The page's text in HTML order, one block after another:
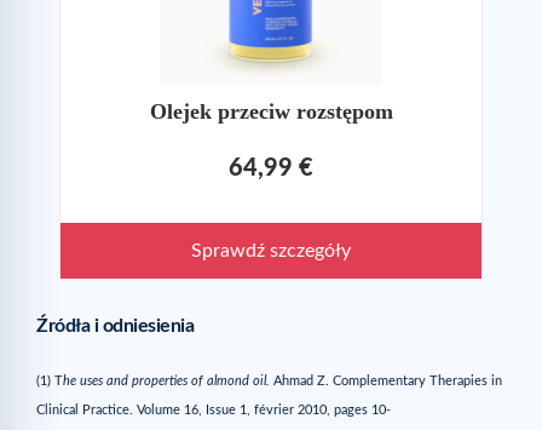
Olejek przeciw rozstępom
64,99 €
Sprawdź szczegóły
Źródła i odniesienia
(1) The uses and properties of almond oil. Ahmad Z. Complementary Therapies in
Clinical Practice. Volume 16, Issue 1, février 2010, pages 10-